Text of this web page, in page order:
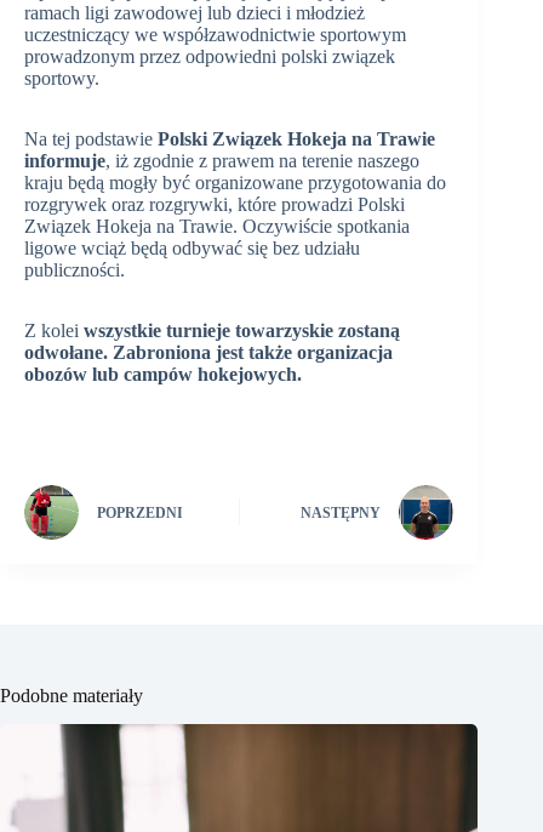
ramach ligi zawodowej lub dzieci i młodzież
uczestniczący we współzawodnictwie sportowym
prowadzonym przez odpowiedni polski związek
sportowy.
Na tej podstawie Polski Związek Hokeja na Trawie
informuje, iż zgodnie z prawem na terenie naszego
kraju będą mogły być organizowane przygotowania do
rozgrywek oraz rozgrywki, które prowadzi Polski
Związek Hokeja na Trawie. Oczywiście spotkania
ligowe wciąż będą odbywać się bez udziału
publiczności.
Z kolei wszystkie turnieje towarzyskie zostaną
odwołane. Zabroniona jest także organizacja
obozów lub campów hokejowych.
POPRZEDNI NASTĘPNY
Podobne materiały